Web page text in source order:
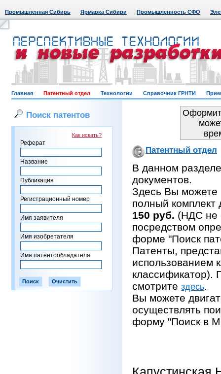
Промышленная Сибирь Ярмарка Сибири Промышленность СФО
Главная Патентный отдел Технологии Справочник ГРНТИ
Поиск патентов
Как искать?
Реферат
Название
Публикация
Регистрационный номер
Имя заявителя
Имя изобретателя
Имя патентообладателя
Патентный отдел
В данном
документов.
Здесь Вы можете
полный комплект
150 руб. (НДС не
посредством
форме "Поиск
Патенты,
использованием
классификатор).
смотрите здесь.
Вы можете
осуществлять
форму "Поиск в